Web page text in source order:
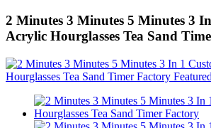
2 Minutes 3 Minutes 5 Minutes 3
Acrylic Hourglasses Tea Sand